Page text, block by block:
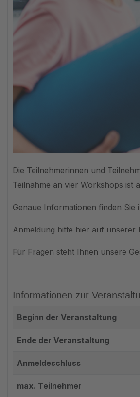
Die Teilnehmerinnen und
Teilnahme an vier Workshops ist
Genaue Informationen finden Sie
Anmeldung bitte hier auf unserer
Für Fragen steht Ihnen unsere
Informationen zur
Beginn der Veranstaltung
Ende der Veranstaltung
Anmeldeschluss
max. Teilnehmer